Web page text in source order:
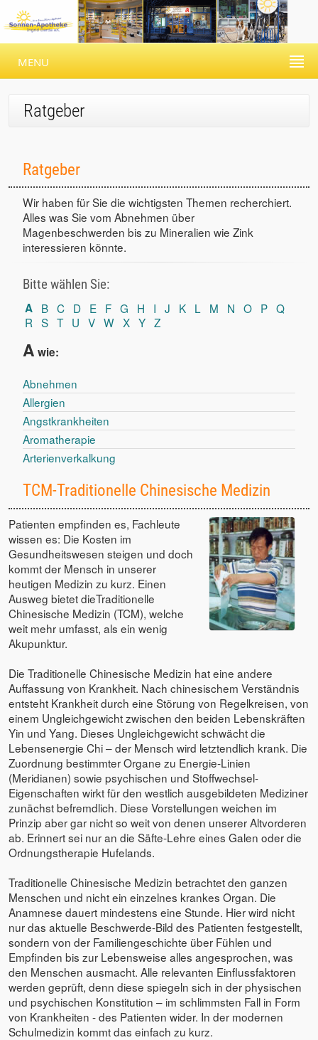
MENU
Ratgeber
Ratgeber
Wir haben für Sie die wichtigsten Themen recherchiert.
Alles was Sie vom Abnehmen über
Magenbeschwerden bis zu Mineralien wie Zink
interessieren könnte.
Bitte wählen Sie:
A B C D E F G H I J K L M N O P Q
R S T U V W X Y Z
A wie:
Abnehmen
Allergien
Angstkrankheiten
Aromatherapie
Arterienverkalkung
TCM-Traditionelle Chinesische Medizin
Patienten empfinden es, Fachleute
wissen es: Die Kosten im
Gesundheitswesen steigen und doch
kommt der Mensch in unserer
heutigen Medizin zu kurz. Einen
Ausweg bietet dieTraditionelle
Chinesische Medizin (TCM), welche
weit mehr umfasst, als ein wenig
Akupunktur.
Die Traditionelle Chinesische Medizin hat eine andere
Auffassung von Krankheit. Nach chinesischem Verständnis
entsteht Krankheit durch eine Störung von Regelkreisen, von
einem Ungleichgewicht zwischen den beiden Lebenskräften
Yin und Yang. Dieses Ungleichgewicht schwächt die
Lebensenergie Chi – der Mensch wird letztendlich krank. Die
Zuordnung bestimmter Organe zu Energie-Linien
(Meridianen) sowie psychischen und Stoffwechsel-
Eigenschaften wirkt für den westlich ausgebildeten Mediziner
zunächst befremdlich. Diese Vorstellungen weichen im
Prinzip aber gar nicht so weit von denen unserer Altvorderen
ab. Erinnert sei nur an die Säfte-Lehre eines Galen oder die
Ordnungstherapie Hufelands.
Traditionelle Chinesische Medizin betrachtet den ganzen
Menschen und nicht ein einzelnes krankes Organ. Die
Anamnese dauert mindestens eine Stunde. Hier wird nicht
nur das aktuelle Beschwerde-Bild des Patienten festgestellt,
sondern von der Familiengeschichte über Fühlen und
Empfinden bis zur Lebensweise alles angesprochen, was
den Menschen ausmacht. Alle relevanten Einflussfaktoren
werden geprüft, denn diese spiegeln sich in der physischen
und psychischen Konstitution – im schlimmsten Fall in Form
von Krankheiten - des Patienten wider. In der modernen
Schulmedizin kommt das einfach zu kurz.